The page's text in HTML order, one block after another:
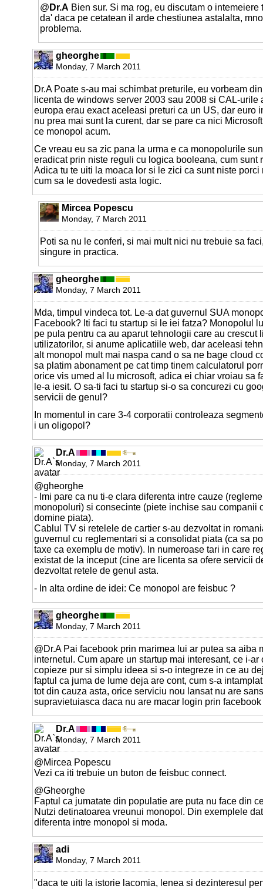
@ Dr.A Bien sur. Si ma rog, eu discutam o intemeiere
da' daca pe cetatean il arde chestiunea astalalta,
problema.
gheorghe
Monday, 7 March 2011
Dr.A Poate s-au mai schimbat preturile, eu vorbeam
licenta de windows server 2003 sau 2008 si CAL-urile
europa erau exact aceleasi preturi ca un US, dar euro
nu prea mai sunt la curent, dar se pare ca nici
ce monopol acum.
Ce vreau eu sa zic pana la urma e ca monopolurile
eradicat prin niste reguli cu logica booleana, cum sunt
Adica tu te uiti la moaca lor si le zici ca sunt niste porci
cum sa le dovedesti asta logic.
Mircea Popescu
Monday, 7 March 2011
Poti sa nu le conferi, si mai mult nici nu trebuie sa
singure in practica.
gheorghe
Monday, 7 March 2011
Mda, timpul vindeca tot. Le-a dat guvernul SUA
Facebook? Iti faci tu startup si le iei fatza? Monopolul
pe pula pentru ca au aparut tehnologii care au crescut
utilizatorilor, si anume aplicatiile web, dar aceleasi
alt monopol mult mai naspa cand o sa ne bage cloud
sa platim abonament pe cat timp tinem calculatorul
orice vis umed al lu microsoft, adica ei chiar vroiau sa
le-a iesit. O sa-ti faci tu startup si-o sa concurezi cu
servicii de genul?
In momentul in care 3-4 corporatii controleaza
i un oligopol?
Dr.A
Monday, 7 March 2011
@gheorghe
- Imi pare ca nu ti-e clara diferenta intre cauze
monopoluri) si consecinte (piete inchise sau companii
domine piata).
Cablul TV si retelele de cartier s-au dezvoltat in
guvernul cu reglementari si a consolidat piata (ca sa
taxe ca exemplu de motiv). In numeroase tari in care
existat de la inceput (cine are licenta sa ofere servicii
dezvoltat retele de genul asta.
- In alta ordine de idei: Ce monopol are feisbuc ?
gheorghe
Monday, 7 March 2011
@Dr.A Pai facebook prin marimea lui ar putea sa aiba
internetul. Cum apare un startup mai interesant, ce i-ar
copieze pur si simplu ideea si s-o integreze in ce au
faptul ca juma de lume deja are cont, cum s-a
tot din cauza asta, orice serviciu nou lansat nu are
supravietuiasca daca nu are macar login prin
Dr.A
Monday, 7 March 2011
@Mircea Popescu
Vezi ca iti trebuie un buton de feisbuc connect.
@Gheorghe
Faptul ca jumatate din populatie are puta nu face din
Nutzi detinatoarea vreunui monopol. Din exemplele
diferenta intre monopol si moda.
adi
Monday, 7 March 2011
"daca te uiti la istorie lacomia, lenea si dezinteresul